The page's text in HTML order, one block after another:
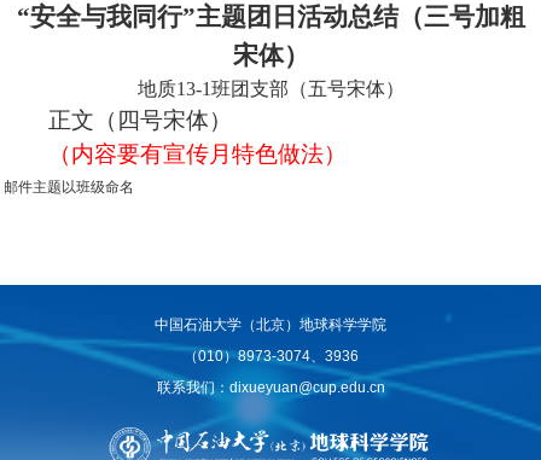
“安全与我同行”主题团日活动总结（三号加粗
宋体）
地质13-1班团支部（五号宋体）
正文（四号宋体）
（内容要有宣传月特色做法）
邮件主题以班级命名
中国石油大学（北京）地球科学学院
（010）8973-3074、3936
联系我们：dixueyuan@cup.edu.cn